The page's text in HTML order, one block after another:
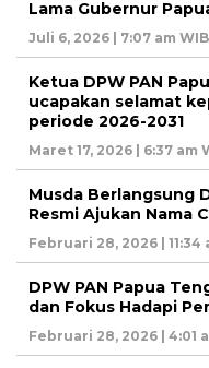
Lama Gubernur
Juli 6, 2026 | 7:07 am WIB
Ketua DPW PAN
ucapakan selamat
periode 2026-2031
Maret 17, 2026 | 6:37 am
Musda Berlangsung
Resmi Ajukan Nama
Februari 28, 2026 | 11:34
DPW PAN Papua
dan Fokus Hadapi
Februari 28, 2026 | 4:01